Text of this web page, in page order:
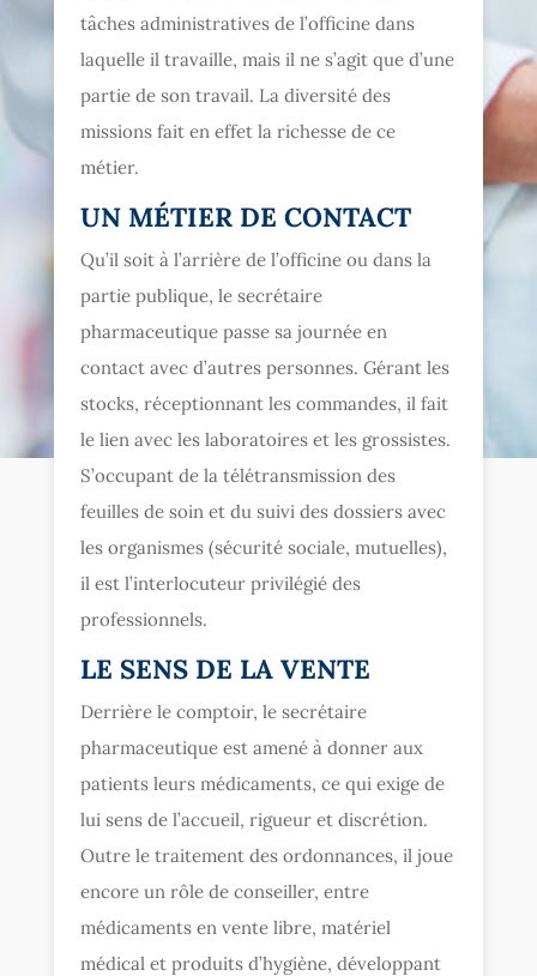
tâches administratives de l’officine dans
laquelle il travaille, mais il ne s’agit que d’une
partie de son travail. La diversité des
missions fait en effet la richesse de ce
métier.
UN MÉTIER DE CONTACT
Qu’il soit à l’arrière de l’officine ou dans la
partie publique, le secrétaire
pharmaceutique passe sa journée en
contact avec d’autres personnes. Gérant les
stocks, réceptionnant les commandes, il fait
le lien avec les laboratoires et les grossistes.
S’occupant de la télétransmission des
feuilles de soin et du suivi des dossiers avec
les organismes (sécurité sociale, mutuelles),
il est l’interlocuteur privilégié des
professionnels.
LE SENS DE LA VENTE
Derrière le comptoir, le secrétaire
pharmaceutique est amené à donner aux
patients leurs médicaments, ce qui exige de
lui sens de l’accueil, rigueur et discrétion.
Outre le traitement des ordonnances, il joue
encore un rôle de conseiller, entre
médicaments en vente libre, matériel
médical et produits d’hygiène, développant